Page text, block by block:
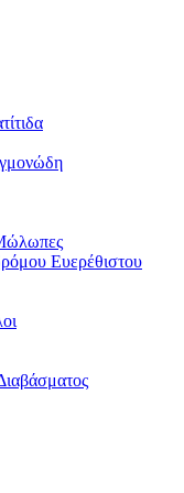
Ευερέθιστου